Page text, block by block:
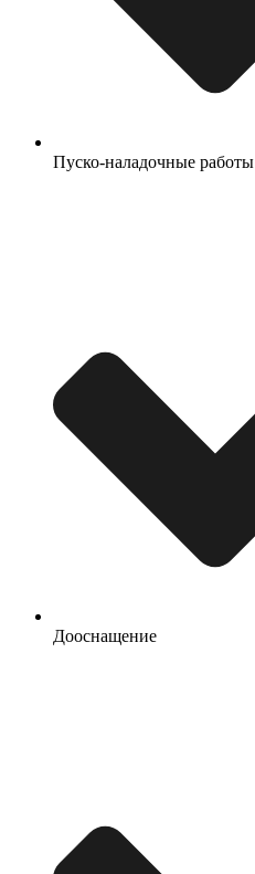
Пуско-наладочные работы
Дооснащение